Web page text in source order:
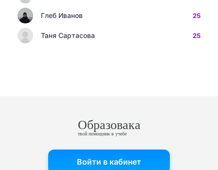
Глеб Иванов 25
Таня Сартасова 25
Образовака
твой помощник в учебе
Войти в кабинет